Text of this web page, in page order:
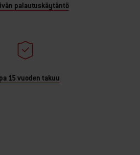
palautuskäytäntö
15 vuoden takuu